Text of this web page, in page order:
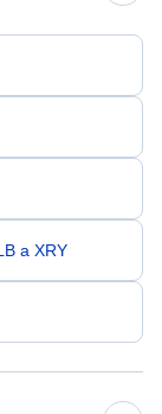
a XRY